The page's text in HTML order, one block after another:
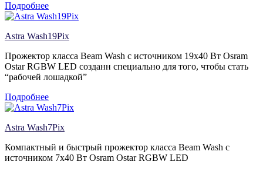
Подробнее
Astra Wash19Pix
Прожектор класса Beam Wash с источником 19х40 Вт Osram
Ostar RGBW LED созданн специально для того, чтобы стать
“рабочей лошадкой”
Подробнее
Astra Wash7Pix
Компактный и быстрый прожектор класса Beam Wash с
источником 7х40 Вт Osram Ostar RGBW LED